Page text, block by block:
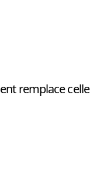
remplace celle